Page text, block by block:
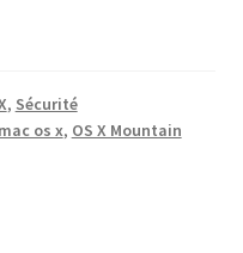
, Sécurité
mac os x, OS X Mountain